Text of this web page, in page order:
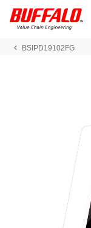
BSIPD19102FG